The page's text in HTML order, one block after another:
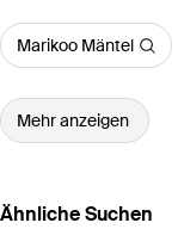
Marikoo Mäntel
Mehr anzeigen
Ähnliche Suchen